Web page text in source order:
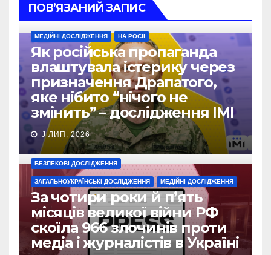
ПОВ’ЯЗАНИЙ ЗАПИС
МЕДІЙНІ ДОСЛІДЖЕННЯ НА РОСІЇ
Як російська пропаганда
влаштувала істерику через
призначення Драпатого,
яке нібито “нічого не
змінить” – дослідження ІМІ
J ЛИП, 2026
БЕЗПЕКОВІ ДОСЛІДЖЕННЯ
ЗАГАЛЬНОУКРАЇНСЬКІ ДОСЛІДЖЕННЯ МЕДІЙНІ ДОСЛІДЖЕННЯ
За чотири роки й п’ять
місяців великої війни РФ
скоїла 966 злочинів проти
медіа і журналістів в Україні